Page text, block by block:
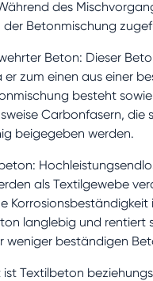
des
der Betonmischung
Beton: Dieser
er zum einen aus einer
besteht
Carbonfasern, die
beigegeben werden.
als Textilgewebe
Korrosionsbeständigkeit
langlebig und rentiert
weniger beständigen
ist Textilbeton